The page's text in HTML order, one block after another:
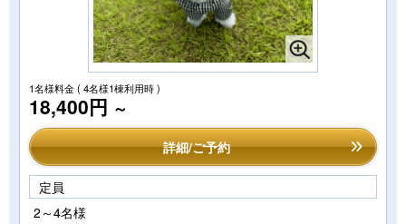
1名様料金( 4名様1棟利用時 )
18,400円 ～
詳細/ご予約
定員
2～4名様